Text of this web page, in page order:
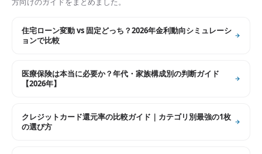
住宅ローン変動 vs 固定どっち？2026年金利動向シミュレーシ
ョンで比較
医療保険は本当に必要か？年代・家族構成別の判断ガイド
【2026年】
クレジットカード還元率の比較ガイド｜カテゴリ別最強の1枚
の選び方